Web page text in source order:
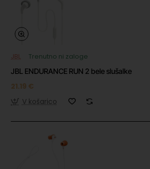
JBL
Trenutno ni zaloge
JBL ENDURANCE RUN 2 bele slušalke
21.19 €
V košarico